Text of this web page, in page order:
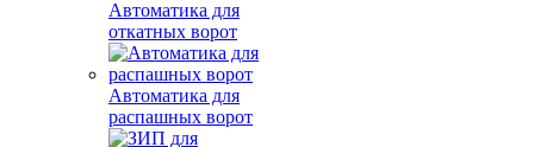
Автоматика для
откатных ворот
Автоматика для
распашных ворот